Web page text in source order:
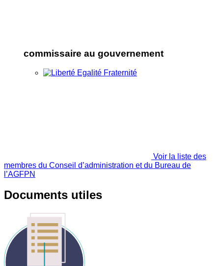
commissaire au gouvernement
Voir la liste des
membres du Conseil d’administration et du Bureau de
l’AGFPN
Documents utiles